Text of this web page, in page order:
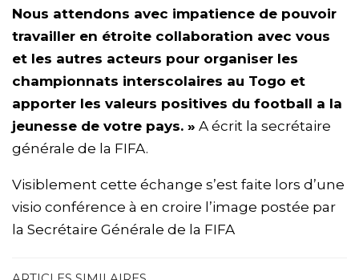
Nous attendons avec impatience de pouvoir
travailler en étroite collaboration avec vous
et les autres acteurs pour organiser les
championnats interscolaires au Togo et
apporter les valeurs positives du football a la
jeunesse de votre pays. » A écrit la secrétaire
générale de la FIFA.
Visiblement cette échange s’est faite lors d’une
visio conférence à en croire l’image postée par
la Secrétaire Générale de la FIFA